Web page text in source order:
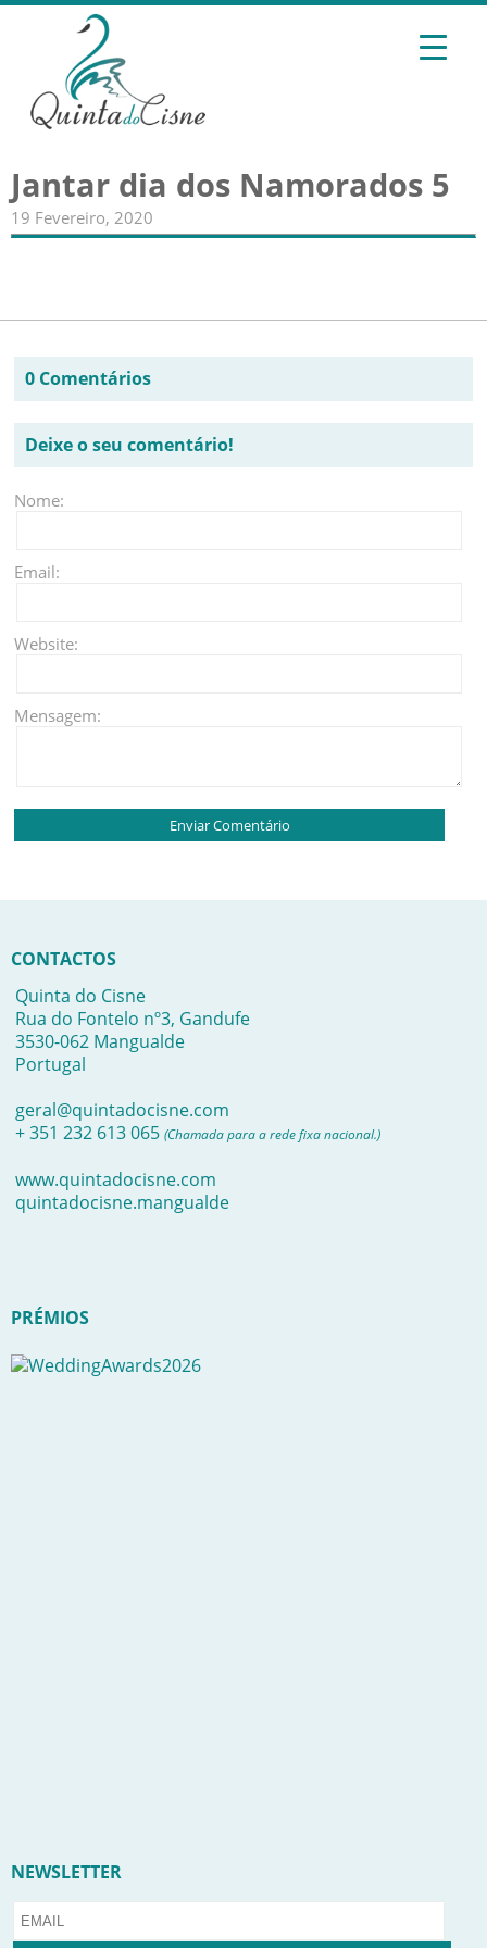
Jantar dia dos Namorados 5
19 Fevereiro, 2020
0 Comentários
Deixe o seu comentário!
Nome:
Email:
Website:
Mensagem:
CONTACTOS
Quinta do Cisne
Rua do Fontelo nº3, Gandufe
3530-062 Mangualde
Portugal
geral@quintadocisne.com
+ 351 232 613 065 (Chamada para a rede fixa nacional.)
www.quintadocisne.com
quintadocisne.mangualde
PRÉMIOS
NEWSLETTER